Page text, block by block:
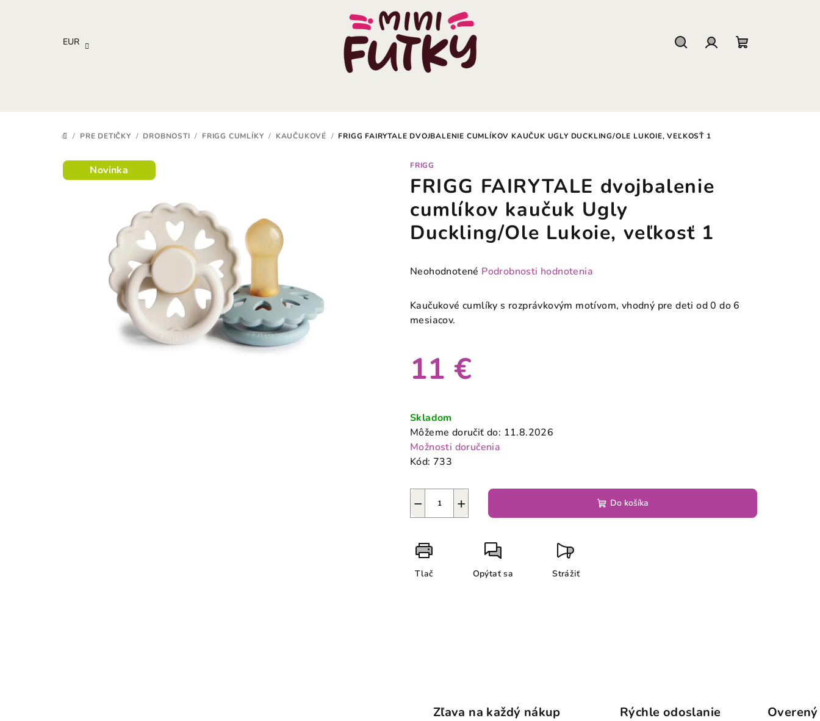
EUR
DOMOV
/ PRE DETIČKY / DROBNOSTI / FRIGG CUMLÍKY / KAUČUKOVÉ / FRIGG FAIRYTALE DVOJBALENIE CUMLÍKOV KAUČUK UGLY DUCKLING/OLE LUKOIE, VEĽKOSŤ 1
FRIGG
FRIGG FAIRYTALE dvojbalenie
cumlíkov kaučuk Ugly
Duckling/Ole Lukoie, veľkosť 1
Priemerné
produktu
5
hviezdičiek.
Neohodnotené Podrobnosti hodnotenia
Kaučukové cumlíky s rozprávkovým motívom, vhodný pre deti od 0 do 6
mesiacov.
11 €
cena:
Skladom
Môžeme doručiť do: 11.8.2026
Možnosti doručenia
Kód: 733
+
− Do košíka
Tlač Opýtať sa Strážiť
Novinka
Zľava na každý nákup Rýchle odoslanie